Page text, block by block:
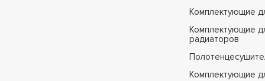
Комплектующие
Комплектующие
радиаторов
Комплектующие